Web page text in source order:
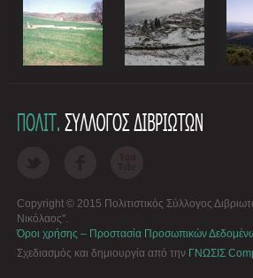
Copyright © 2015 Πολιτιστικός Σύλλογος
Νικόλαος".
Όροι χρήσης – Προστασία Προσωπικών
Σχεδιασμός και δημιουργία από την ΓΝΩΣΙΣ